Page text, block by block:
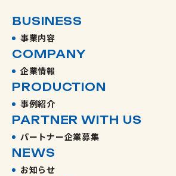
BUSINESS
事業内容
COMPANY
企業情報
PRODUCTION
事例紹介
PARTNER WITH US
パートナー企業募集
NEWS
お知らせ